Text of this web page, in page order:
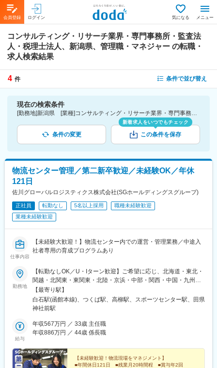
会員登録 ログイン 気になる メニュー
コンサルティング・リサーチ業界・専門事務所・監査法
人・税理士法人、新潟県、管理職・マネジャー の転職・
求人検索結果
4 件 条件で並び替え
現在の検索条件
[勤務地]新潟県 [業種]コンサルティング・リサーチ業界・専門事務所・監査法人・税理士法人 [詳細条件](仕事内容)管理職・マネジャー
条件の変更
新着求人をいつでもチェック
この条件を保存
物流センター管理／第二新卒歓迎／未経験OK／年休
121日
佐川グローバルロジスティクス株式会社(SGホールディングスグループ)
正社員 転勤なし 5名以上採用
職種未経験歓迎
業種未経験歓迎
仕事内容
【未経験大歓迎！】物流センター内での運営・管理業務／中途入
社者専用の育成プログラムあり
勤務地
【転勤なしOK／U・Iターン歓迎】ご希望に応じ、北海道・東北・
関越・北関東・東関東・北陸・京浜・中部・関西・中国・九州の
いずれかのエリアへ配属となります。◎マイカー通勤OK（駐車場
完備／対象拠点のみ）◎転居を伴う転勤なしで働くことも、転勤
を希望することも可能です！※受動喫煙対策：屋内全面禁煙
【最寄り駅】
白石駅(函館本線)、つくば駅、高柳駅、スポーツセンター駅、田県
神社前駅
給与
年収567万円 ／ 33歳 主任職
年収886万円 ／ 44歳 係長職
【未経験歓迎！物流現場をマネジメント】
■年間休日121日 ■残業月20時間程 ■賞与年2回